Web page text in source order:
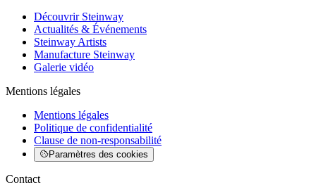
Découvrir Steinway
Actualités & Événements
Steinway Artists
Manufacture Steinway
Galerie vidéo
Mentions légales
Mentions légales
Politique de confidentialité
Clause de non-responsabilité
Paramètres des cookies
Contact